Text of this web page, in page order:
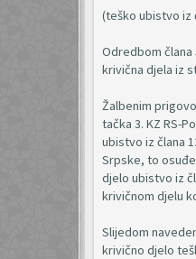
(teško ubistvo iz
Odredbom člana
krivična djela iz
Žalbenim
tačka 3. KZ RS-
ubistvo iz člana
Srpske, to
djelo ubistvo iz
krivičnom djelu
Slijedom
krivično djelo